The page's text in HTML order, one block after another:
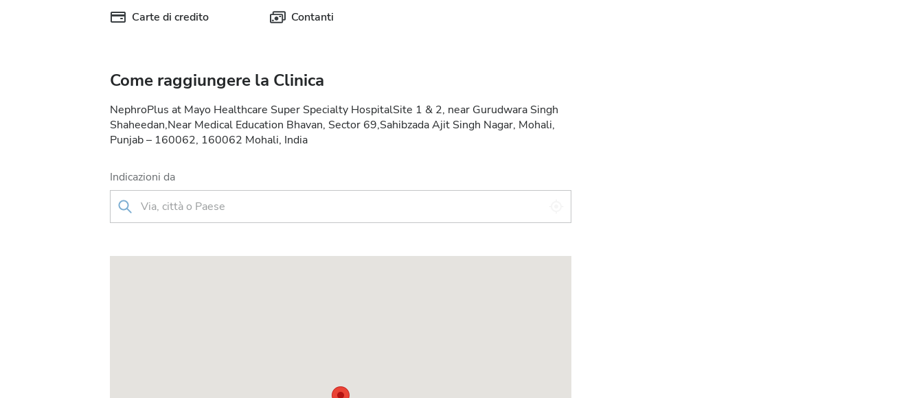
Carte di credito Contanti
Come raggiungere la Clinica
NephroPlus at Mayo Healthcare Super Specialty HospitalSite 1 & 2, near Gurudwara Singh
Shaheedan,Near Medical Education Bhavan, Sector 69,Sahibzada Ajit Singh Nagar, Mohali,
Punjab – 160062, 160062 Mohali, India
Indicazioni da